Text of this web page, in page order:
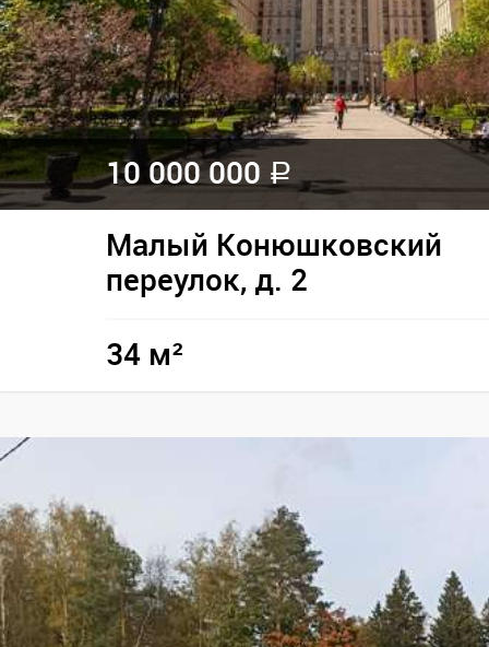
10 000 000 a
Малый Конюшковский
переулок, д. 2
34 м²